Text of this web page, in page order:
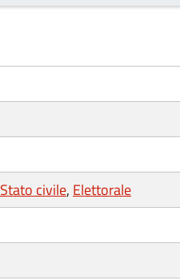
Stato civile, Elettorale